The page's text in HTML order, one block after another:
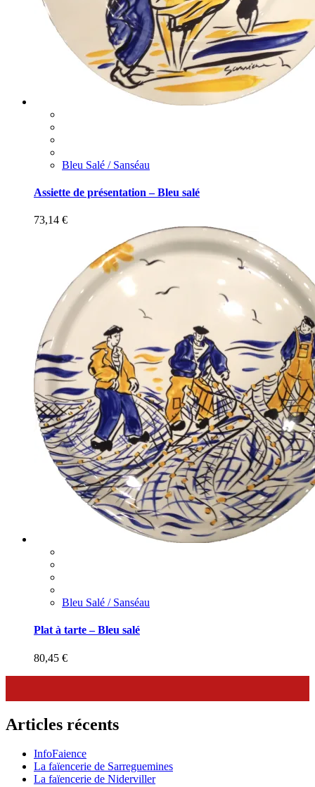
Bleu Salé / Sanséau
Assiette de présentation – Bleu salé
73,14 €
Bleu Salé / Sanséau
Plat à tarte – Bleu salé
80,45 €
Articles récents
InfoFaience
La faïencerie de Sarreguemines
La faïencerie de Niderviller